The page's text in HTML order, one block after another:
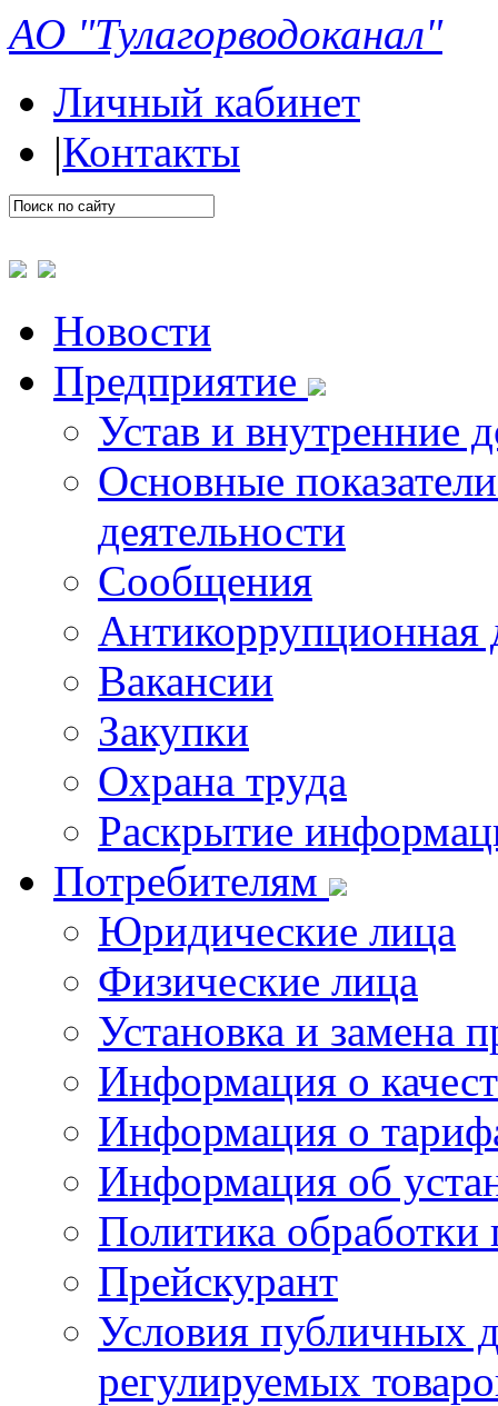
АО "Тулагорводоканал"
Личный кабинет
|Контакты
Новости
Предприятие
Устав и внутренние
Основные
деятельности
Сообщения
Антикоррупционная
Вакансии
Закупки
Охрана труда
Раскрытие
Потребителям
Юридические лица
Физические лица
Установка и замена
Информация о
Информация о
Информация об
Политика
Прейскурант
Условия публичных
регулируемых